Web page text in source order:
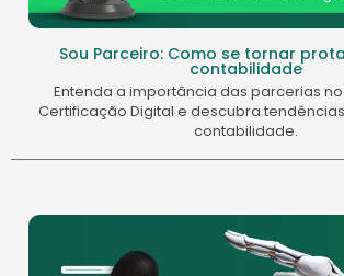
Sou Parceiro: Como se tornar
contabilidade
Entenda a importância das parcerias
Certificação Digital e descubra
contabilidade.